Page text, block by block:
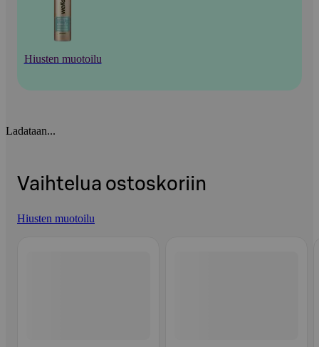
Hiusten muotoilu
Ladataan...
Vaihtelua ostoskoriin
Hiusten muotoilu